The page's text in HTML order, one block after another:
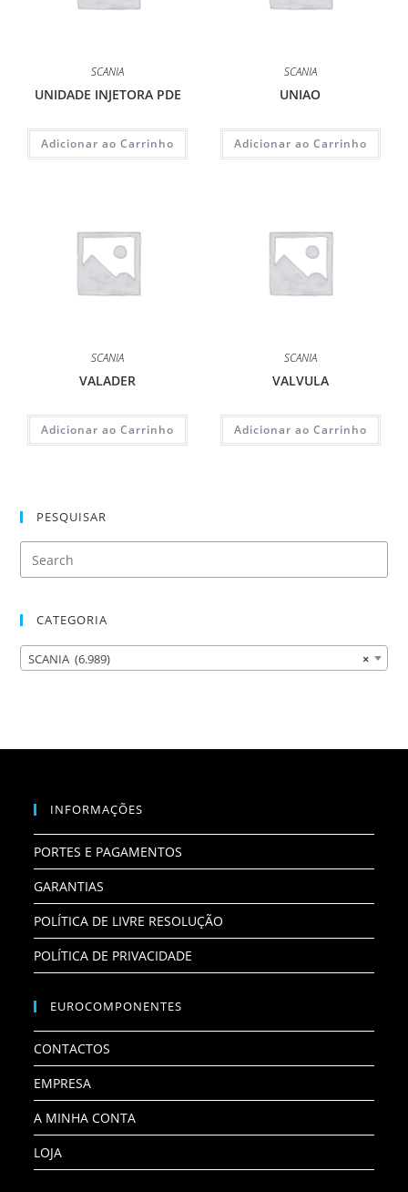
SCANIA
UNIDADE INJETORA PDE
Adicionar ao Carrinho
SCANIA
UNIAO
Adicionar ao Carrinho
SCANIA
VALADER
Adicionar ao Carrinho
SCANIA
VALVULA
Adicionar ao Carrinho
PESQUISAR
CATEGORIA
×
SCANIA (6.989)
INFORMAÇÕES
PORTES E PAGAMENTOS
GARANTIAS
POLÍTICA DE LIVRE RESOLUÇÃO
POLÍTICA DE PRIVACIDADE
EUROCOMPONENTES
CONTACTOS
EMPRESA
A MINHA CONTA
LOJA